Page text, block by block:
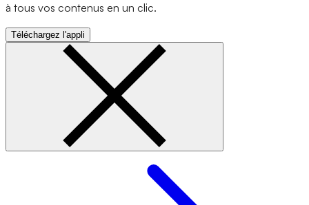
à tous vos contenus en un clic.
Téléchargez l'appli